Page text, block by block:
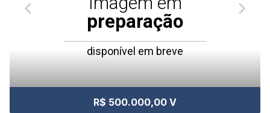
17
Aug/Mon
18
13:00
14:00
preparação
disponível em breve
R$ 500.000,00 V